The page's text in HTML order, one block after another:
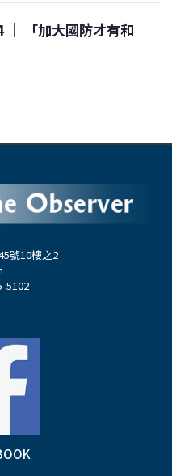
│ 「加大國防才有和
號10樓之2
5102